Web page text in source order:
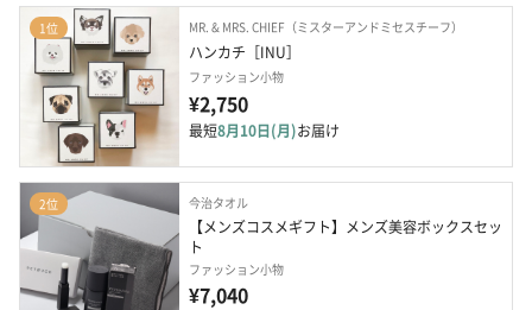
1位 MR. & MRS. CHIEF（ミスターアンドミセスチーフ）
ハンカチ［INU］
ファッション小物
¥2,750
最短8月10日(月)お届け
2位 今治タオル
【メンズコスメギフト】メンズ美容ボックスセッ
ト
ファッション小物
¥7,040